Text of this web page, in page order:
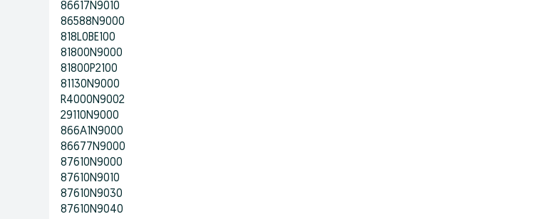
86617N9010
86588N9000
818L0BE100
81800N9000
81800P2100
81130N9000
R4000N9002
29110N9000
866A1N9000
86677N9000
87610N9000
87610N9010
87610N9030
87610N9040